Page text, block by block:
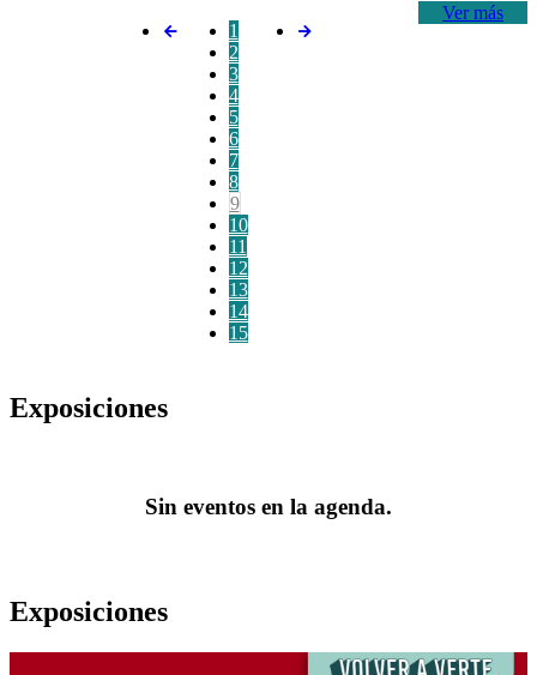
Ver más
1
2
3
4
5
6
7
8
9
10
11
12
13
14
15
Exposiciones
Sin eventos en la agenda.
Exposiciones